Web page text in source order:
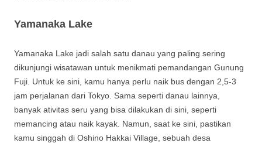
Yamanaka Lake
Yamanaka Lake jadi salah satu danau yang paling sering
dikunjungi wisatawan untuk menikmati pemandangan Gunung
Fuji. Untuk ke sini, kamu hanya perlu naik bus dengan 2,5-3
jam perjalanan dari Tokyo. Sama seperti danau lainnya,
banyak ativitas seru yang bisa dilakukan di sini, seperti
memancing atau naik kayak. Namun, saat ke sini, pastikan
kamu singgah di Oshino Hakkai Village, sebuah desa